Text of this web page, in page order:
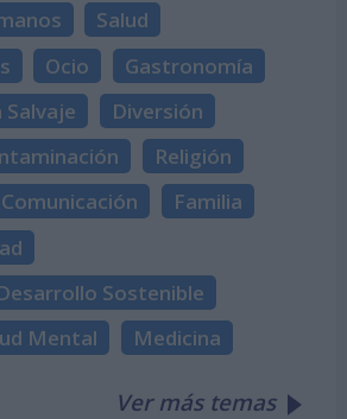
Salud
Ocio
Gastronomía
Salvaje
Diversión
Religión
Comunicación
Familia
Sostenible
Mental Medicina
Ver más temas